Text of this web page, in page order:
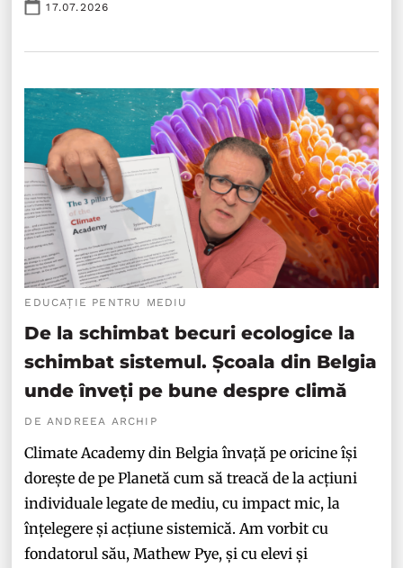
17.07.2026
EDUCAȚIE PENTRU MEDIU
De la schimbat becuri ecologice la
schimbat sistemul. Școala din Belgia
unde înveți pe bune despre climă
DE ANDREEA ARCHIP
Climate Academy din Belgia învață pe oricine își
dorește de pe Planetă cum să treacă de la acțiuni
individuale legate de mediu, cu impact mic, la
înțelegere și acțiune sistemică. Am vorbit cu
fondatorul său, Mathew Pye, și cu elevi și